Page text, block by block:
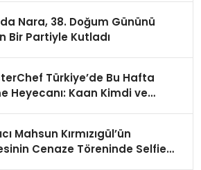
Nara, 38. Doğum Gününü
Bir Partiyle Kutladı
Türkiye’de Bu Hafta
Heyecanı: Kaan Kimdi ve
Mahsun Kırmızıgül’ün
Cenaze Töreninde Selfie